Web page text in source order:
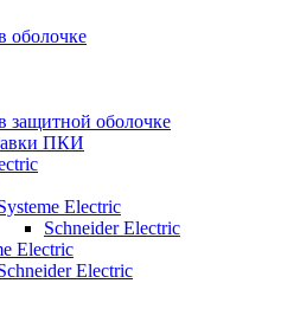
оболочке
ПКИ
Electric
Schneider Electric
Electric
Electric